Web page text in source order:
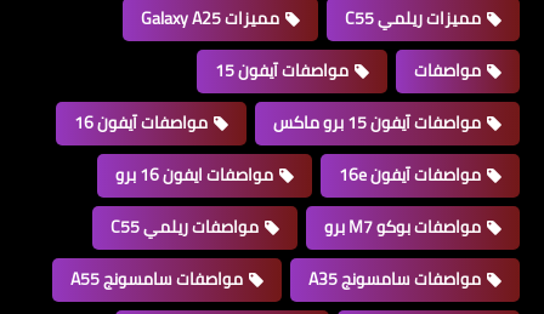
مميزات ريلمي C55
مميزات Galaxy A25
مواصفات
مواصفات آيفون 15
مواصفات آيفون 15 برو ماكس
مواصفات آيفون 16
مواصفات آيفون 16e
مواصفات ايفون 16 برو
مواصفات بوكو M7 برو
مواصفات ريلمي C55
مواصفات سامسونج A35
مواصفات سامسونج A55